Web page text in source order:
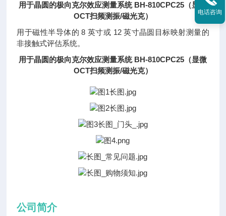
用于晶圆的极向克尔效应测量系统 BH-810CPC25（显微
OCT扫频测振/磁光克）
用于磁性半导体的 8 英寸或 12 英寸晶圆目标映射测量的
非接触式评估系统。
用于晶圆的极向克尔效应测量系统 BH-810CPC25（显微
OCT扫频测振/磁光克）
公司简介
电话咨询